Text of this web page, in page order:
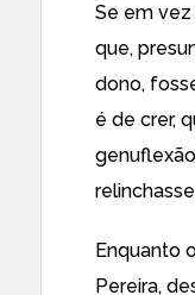
Se em
que,
dono,
é de crer,
Enquanto
Pereira,